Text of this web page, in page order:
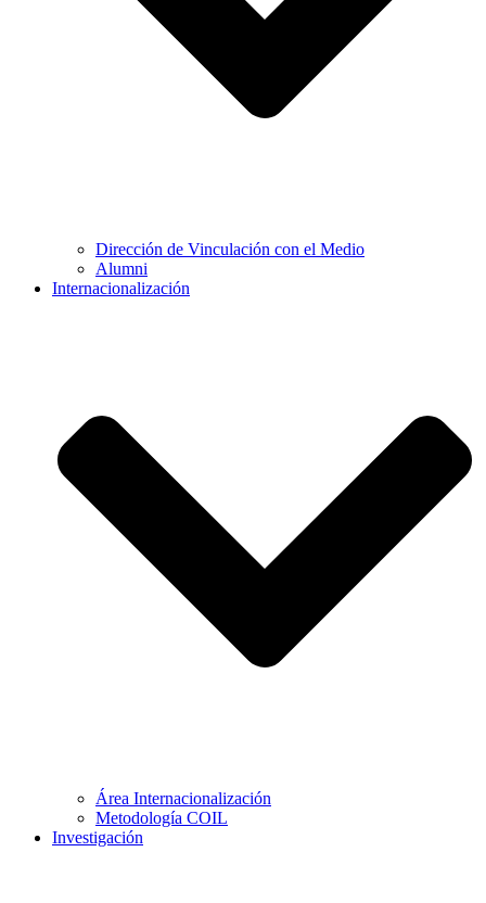
Dirección de Vinculación con el Medio
Alumni
Internacionalización
Área Internacionalización
Metodología COIL
Investigación